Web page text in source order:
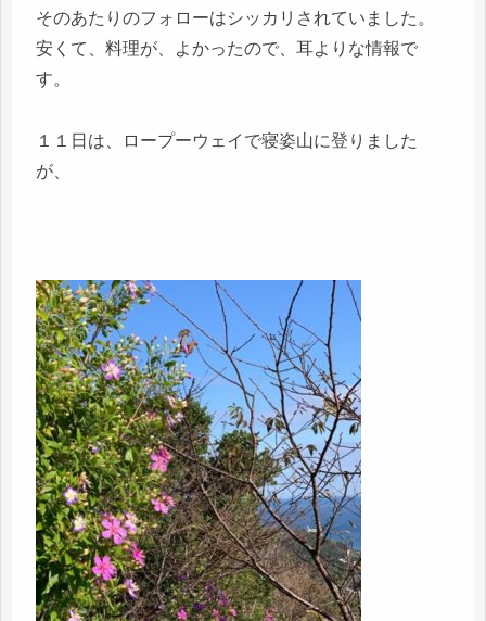
そのあたりのフォローはシッカリされていました。
安くて、料理が、よかったので、耳よりな情報で
す。
１１日は、ロープーウェイで寝姿山に登りました
が、